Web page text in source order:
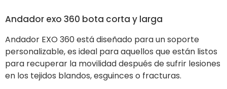
Andador exo 360 bota corta y larga
Andador EXO 360 está diseñado para un soporte
personalizable, es ideal para aquellos que están listos
para recuperar la movilidad después de sufrir lesiones
en los tejidos blandos, esguinces o fracturas.